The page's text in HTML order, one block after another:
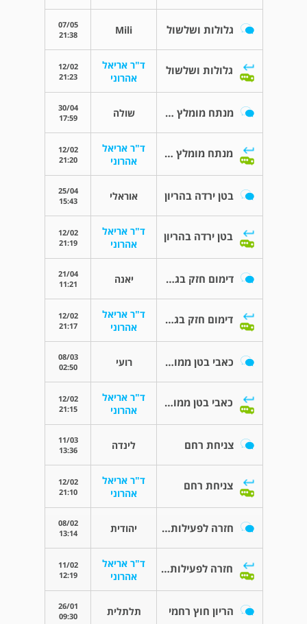
גלולות ושלשול Mili
07/05
21:38
גלולות ושלשול
ד"ר אריאל
אהרוני
12/02
21:23
מנתח מומלץ לכריתת רחם וכו שולה
30/04
17:59
מנתח מומלץ לכריתת רחם וכו
ד"ר אריאל
אהרוני
12/02
21:20
בטן ירדה בהריון אוראלי
25/04
15:43
בטן ירדה בהריון
ד"ר אריאל
אהרוני
12/02
21:19
דימום חזק בגלולות זואלי יאנה
21/04
11:21
דימום חזק בגלולות זואלי
ד"ר אריאל
אהרוני
12/02
21:17
כאבי בטן ממושכים רועי
08/03
02:50
כאבי בטן ממושכים
ד"ר אריאל
אהרוני
12/02
21:15
צניחת רחם לינדה
11/03
13:36
צניחת רחם
ד"ר אריאל
אהרוני
12/02
21:10
חזרה לפעילות מלאה אחרי ניתוח יהודית
08/02
13:14
חזרה לפעילות מלאה אחרי ניתוח
ד"ר אריאל
אהרוני
11/02
12:19
הריון חוץ רחמי תלתלית
26/01
09:30